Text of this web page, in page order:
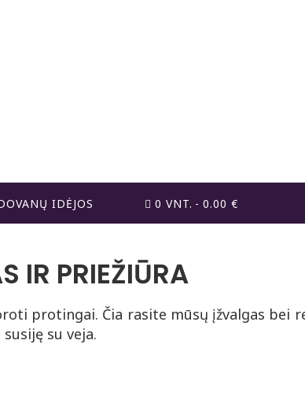
IDĖJOS 0 VNT. 0.00 €
IR PRIEŽIŪRA
protingai. Čia rasite mūsų įžvalgas bei
su veja.